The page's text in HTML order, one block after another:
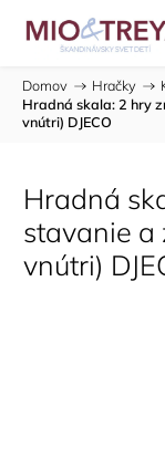
Domov / Hračky /
Hradná skala: 2 hry
vnútri) DJECO
Hradná
stavanie a
vnútri)